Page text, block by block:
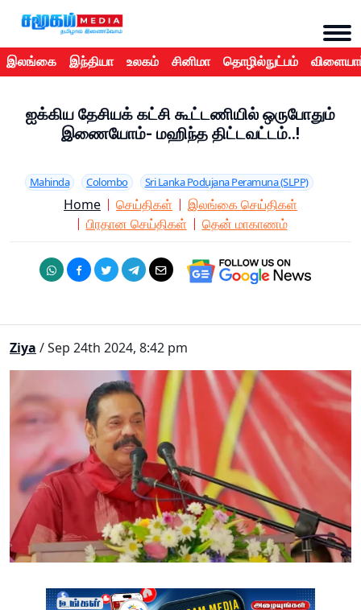
இலங்கை இந்தியா உலகம் சினிமா தொழில்நுட்பம்
ஐக்கிய தேசியக் கட்சி கூட்டணியில் ஒருபோதும்
இணையோம்- மஹிந்த திட்டவட்டம்..!
Mahinda Colombo Sri Lanka Podujana Peramuna (SLPP)
Home செய்திகள்
இலங்கை செய்திகள்
பிரதான செய்திகள்
தென் மாகாணம்
Ziya / Sep 24th 2024, 8:42 pm